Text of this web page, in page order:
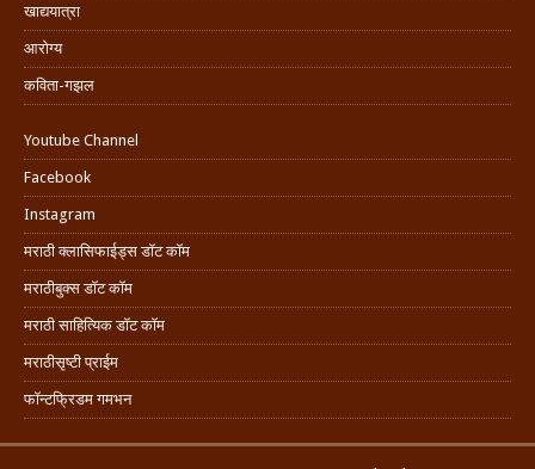
खाद्ययात्रा
आरोग्य
कविता-गझल
Youtube Channel
Facebook
Instagram
मराठी क्लासिफाईड्स डॉट कॉम
मराठीबुक्स डॉट कॉम
मराठी साहित्यिक डॉट कॉम
मराठीसृष्टी प्राईम
फॉन्टफ्रिडम गमभन